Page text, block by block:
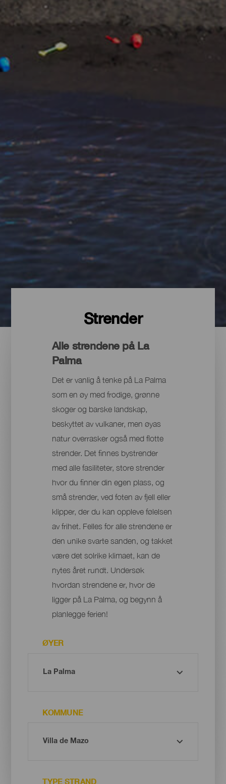
Strender
Alle strendene på La
Palma
Det er vanlig å tenke på La Palma
som en øy med frodige, grønne
skoger og barske landskap,
beskyttet av vulkaner, men øyas
natur overrasker også med flotte
strender. Det finnes bystrender
med alle fasiliteter, store strender
hvor du finner din egen plass, og
små strender, ved foten av fjell eller
klipper, der du kan oppleve følelsen
av frihet. Felles for alle strendene er
den unike svarte sanden, og takket
være det solrike klimaet, kan de
nytes året rundt. Undersøk
hvordan strendene er, hvor de
ligger på La Palma, og begynn å
planlegge ferien!
ØYER
KOMMUNE
TYPE STRAND